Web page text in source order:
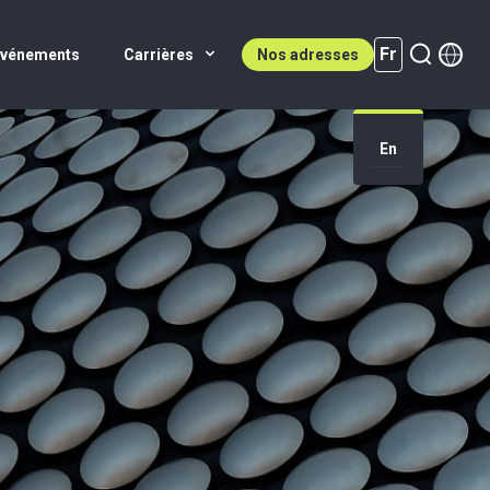
Carrières Nos adresses Fr
En
Fr (active)